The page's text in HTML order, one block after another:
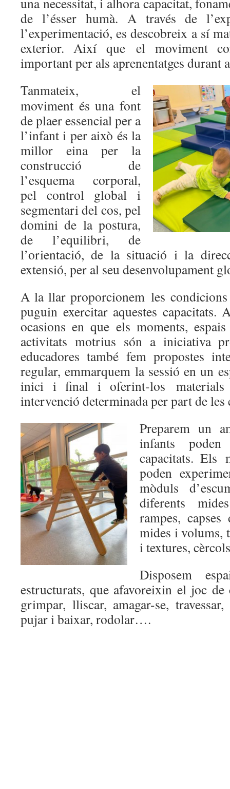
de l’ésser humà. A través de
l’experimentació, es descobreix a sí
exterior. Així que el moviment
important per als aprenentatges durant
Tanmateix, el
moviment és una font
de plaer essencial per a
l’infant i per això és la
millor eina per la
construcció de
l’esquema corporal,
pel control global i
segmentari del cos, pel
domini de la postura,
de l’equilibri, de
l’orientació, de la situació i la
extensió, per al seu desenvolupament
A la llar proporcionem les
puguin exercitar aquestes capacitats.
ocasions en que els moments,
activitats motrius són a iniciativa
educadores també fem propostes
regular, emmarquem la sessió en un
inici i final i oferint-los materials
intervenció determinada per part de les
Preparem un
infants
capacitats. Els
poden
mòduls
diferents
rampes,
mides i volums,
i textures,
Disposem
estructurats, que afavoreixin el joc de
grimpar, lliscar, amagar-se,
pujar i baixar, rodolar….